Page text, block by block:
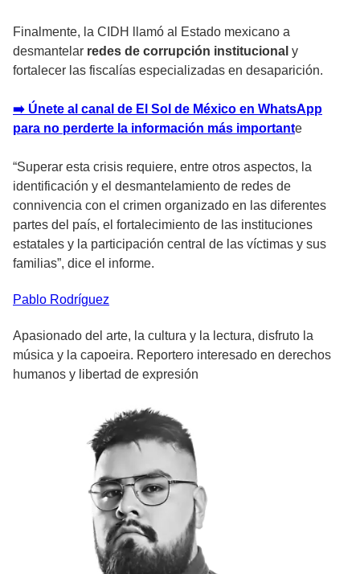
Finalmente, la CIDH llamó al Estado mexicano a
desmantelar redes de corrupción institucional y
fortalecer las fiscalías especializadas en desaparición.
➡️ Únete al canal de El Sol de México en WhatsApp
para no perderte la información más importante
“Superar esta crisis requiere, entre otros aspectos, la
identificación y el desmantelamiento de redes de
connivencia con el crimen organizado en las diferentes
partes del país, el fortalecimiento de las instituciones
estatales y la participación central de las víctimas y sus
familias”, dice el informe.
Pablo Rodríguez
Apasionado del arte, la cultura y la lectura, disfruto la
música y la capoeira. Reportero interesado en derechos
humanos y libertad de expresión